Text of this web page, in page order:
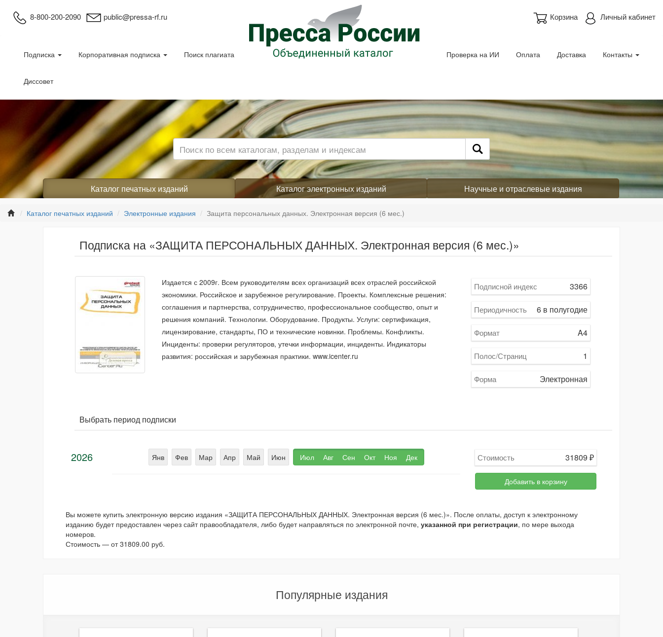
8-800-200-2090 public@pressa-rf.ru Личный кабинет
Корзина
Подписка Корпоративная подписка Поиск плагиата
Диссовет
Проверка на ИИ Оплата Доставка Контакты
Каталог печатных изданий Каталог электронных изданий Научные и отраслевые издания
Каталог печатных изданий Электронные издания Защита персональных данных. Электронная версия (6 мес.)
Подписка на «ЗАЩИТА ПЕРСОНАЛЬНЫХ ДАННЫХ. Электронная версия (6 мес.)»
Издается с 2009г. Всем руководителям всех организаций всех отраслей российской
экономики. Российское и зарубежное регулирование. Проекты. Комплексные решения:
соглашения и партнерства, сотрудничество, профессиональное сообщество, опыт и
решения компаний. Технологии. Оборудование. Продукты. Услуги: сертификация,
лицензирование, стандарты, ПО и технические новинки. Проблемы. Конфликты.
Инциденты: проверки регуляторов, утечки информации, инциденты. Индикаторы
развития: российская и зарубежная практики. www.icenter.ru
Подписной индекс 3366
Периодичность 6 в полугодие
Формат A4
Полос/Страниц 1
Форма Электронная
Выбрать период подписки
2026 Янв Фев Мар Апр Май Июн Июл Авг Сен Окт Ноя Дек Стоимость 31809 ₽
Добавить в корзину
Вы можете купить электронную версию издания «ЗАЩИТА ПЕРСОНАЛЬНЫХ ДАННЫХ. Электронная версия (6 мес.)». После оплаты, доступ к электронному
изданию будет предоставлен через сайт правообладателя, либо будет направляться по электронной почте, указанной при регистрации, по мере выхода
номеров.
Стоимость — от31809.00 руб.
Популярные издания